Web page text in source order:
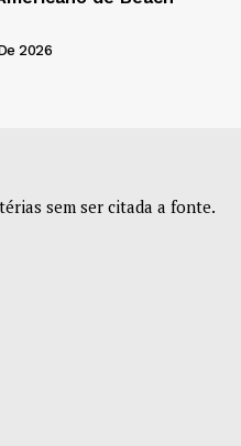
2026
sem ser citada a fonte.